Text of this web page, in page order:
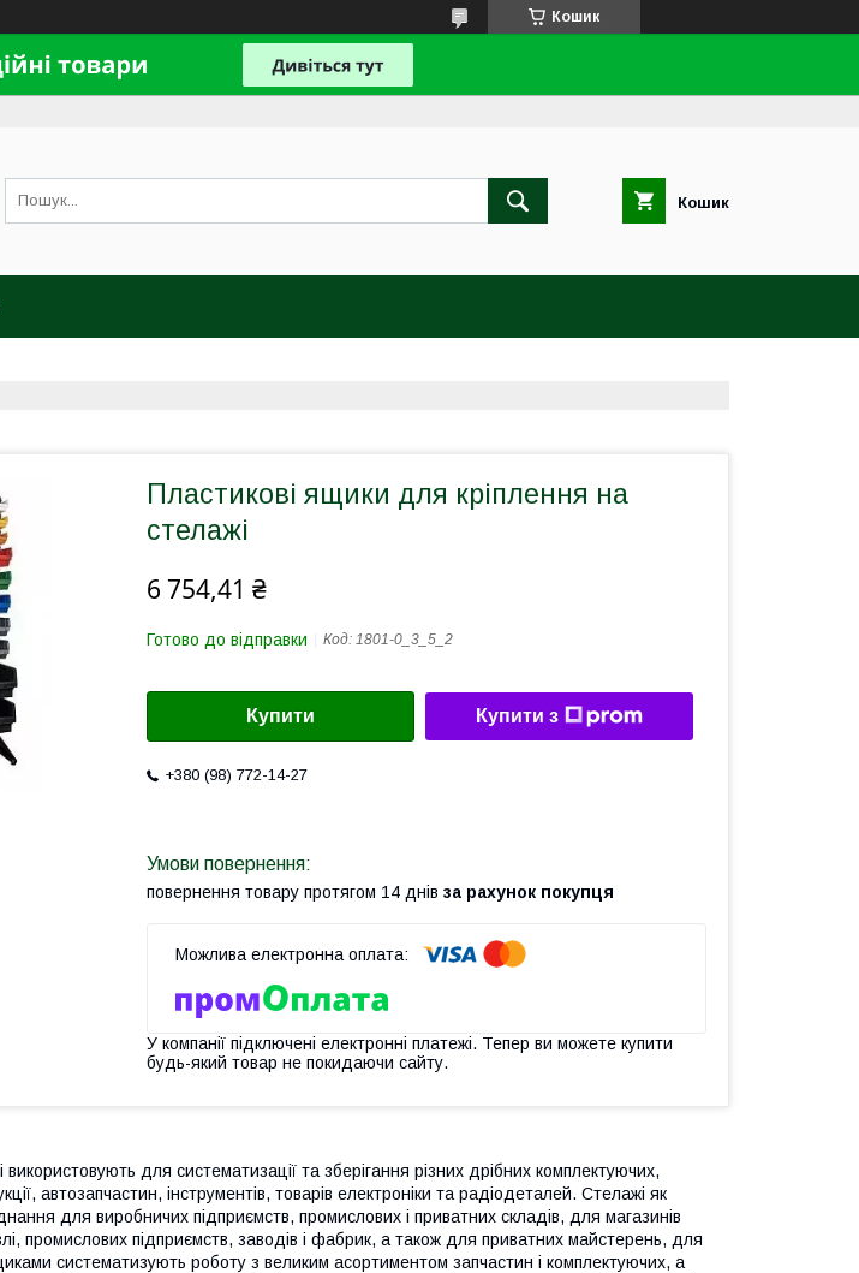
Кошик
Кошик
Пластикові ящики для кріплення на
стелажі
6 754,41 ₴
Готово до відправки Код: 1801-0_3_5_2
Купити Купити з
+380 (98) 772-14-27
повернення товару протягом 14 днів за рахунок покупця
У компанії підключені електронні платежі. Тепер ви можете купити
будь-який товар не покидаючи сайту.
для систематизації та зберігання різних дрібних комплектуючих,
автозапчастин, інструментів, товарів електроніки та радіодеталей. Стелажі як
для виробничих підприємств, промислових і приватних складів, для магазинів
промислових підприємств, заводів і фабрик, а також для приватних майстерень, для
систематизують роботу з великим асортиментом запчастин і комплектуючих, а